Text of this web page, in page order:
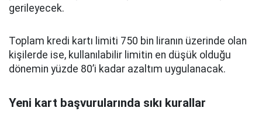
gerileyecek.
Toplam kredi kartı limiti 750 bin liranın üzerinde olan
kişilerde ise, kullanılabilir limitin en düşük olduğu
dönemin yüzde 80’i kadar azaltım uygulanacak.
Yeni kart başvurularında sıkı kurallar